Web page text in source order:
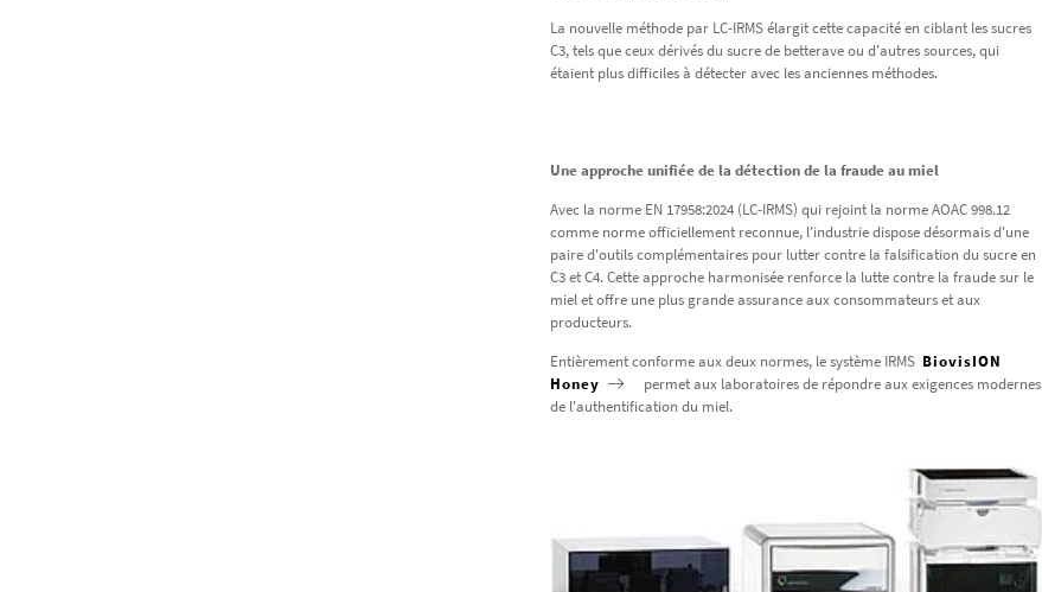
La nouvelle méthode par LC-IRMS élargit cette capacité en ciblant les sucres
C3, tels que ceux dérivés du sucre de betterave ou d'autres sources, qui
étaient plus difficiles à détecter avec les anciennes méthodes.
Une approche unifiée de la détection de la fraude au miel
Avec la norme EN 17958:2024 (LC-IRMS) qui rejoint la norme AOAC 998.12
comme norme officiellement reconnue, l'industrie dispose désormais d'une
paire d'outils complémentaires pour lutter contre la falsification du sucre en
C3 et C4. Cette approche harmonisée renforce la lutte contre la fraude sur le
miel et offre une plus grande assurance aux consommateurs et aux
producteurs.
Entièrement conforme aux deux normes, le système IRMS BiovisION
Honey
permet aux laboratoires de répondre aux exigences modernes
de l'authentification du miel.